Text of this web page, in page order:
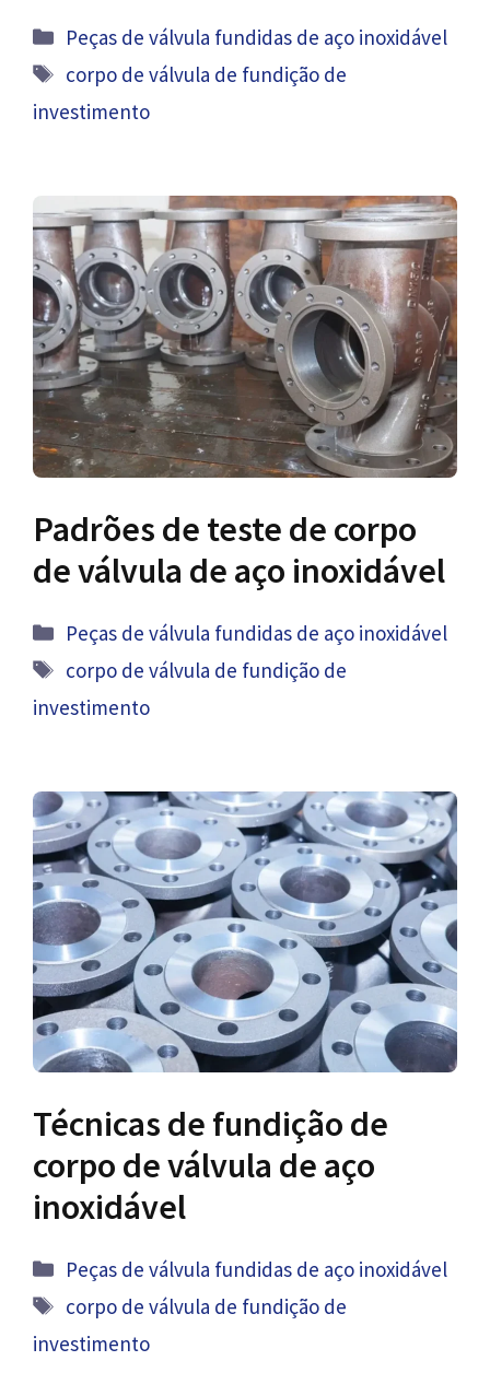
Categorias
Peças de válvula fundidas de aço inoxidável
Tag
corpo de válvula de fundição de
investimento
Padrões de teste de corpo
de válvula de aço inoxidável
Categorias
Peças de válvula fundidas de aço inoxidável
Tag
corpo de válvula de fundição de
investimento
Técnicas de fundição de
corpo de válvula de aço
inoxidável
Categorias
Peças de válvula fundidas de aço inoxidável
Tag
corpo de válvula de fundição de
investimento